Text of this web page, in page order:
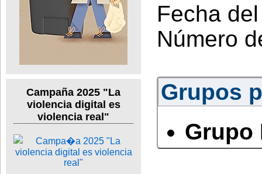
Campaña 2025 "La
violencia digital es
violencia real"
Fecha
Número
Grupos
Grupo